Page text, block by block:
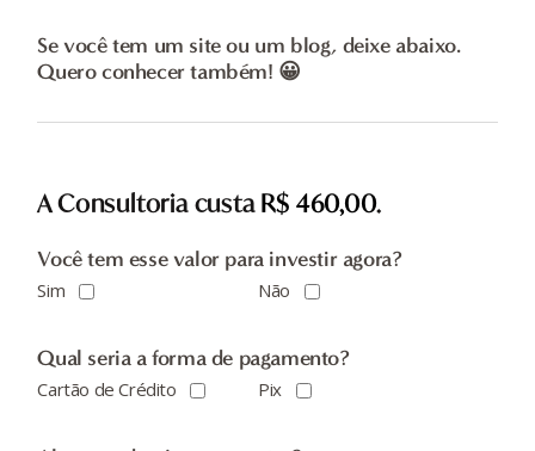
Se você tem um site ou um blog, deixe abaixo.
Quero conhecer também! 😀
A Consultoria custaR$ 460,00.
Você tem esse valor para investir agora?
Sim Não
Qual seria a forma de pagamento?
Cartão de Crédito Pix